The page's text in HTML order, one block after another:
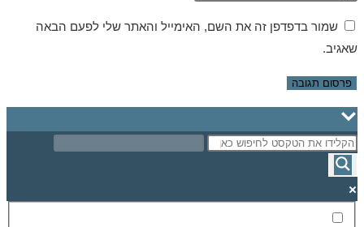
שמור בדפדפן זה את השם, האימייל והאתר שלי לפעם הבאה
שאגיב.